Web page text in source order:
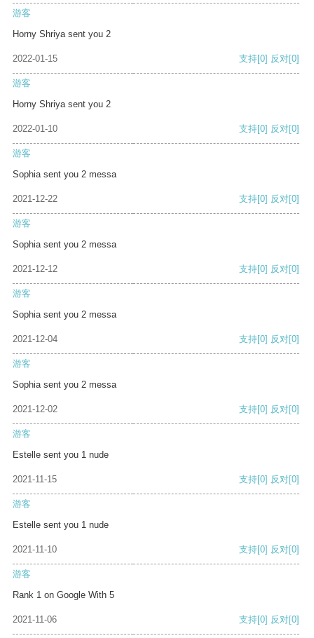
游客
Horny Shriya sent you 2
2022-01-15 支持[0] 反对[0]
游客
Horny Shriya sent you 2
2022-01-10 支持[0] 反对[0]
游客
Sophia sent you 2 messa
2021-12-22 支持[0] 反对[0]
游客
Sophia sent you 2 messa
2021-12-12 支持[0] 反对[0]
游客
Sophia sent you 2 messa
2021-12-04 支持[0] 反对[0]
游客
Sophia sent you 2 messa
2021-12-02 支持[0] 反对[0]
游客
Estelle sent you 1 nude
2021-11-15 支持[0] 反对[0]
游客
Estelle sent you 1 nude
2021-11-10 支持[0] 反对[0]
游客
Rank 1 on Google With 5
2021-11-06 支持[0] 反对[0]